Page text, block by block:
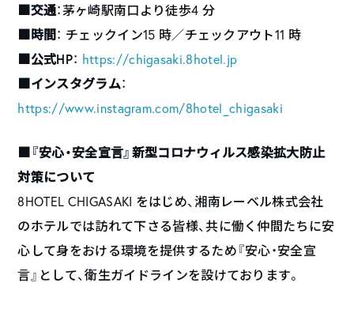
■交通：茅ヶ崎駅南口より徒歩4 分
■時間： チェックイン15 時／チェックアウト11 時
■公式HP： https://chigasaki.8hotel.jp
■インスタグラム：
https://www.instagram.com/8hotel_chigasaki
■『安心・安全宣言』新型コロナウィルス感染拡大防止
対策について
8HOTEL CHIGASAKI をはじめ、湘南レーベル株式会社
のホテルでは訪れて下さる皆様、共に働く仲間たちに安
心して身をおける環境を提供するため『安心・安全宣
言』として、衛生ガイドラインを設けております。